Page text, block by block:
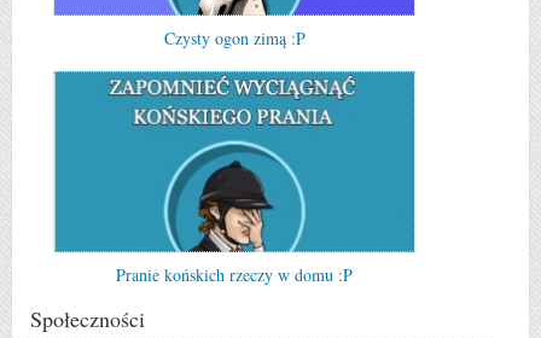
Czysty ogon zimą :P
Pranie końskich rzeczy w domu :P
Społeczności